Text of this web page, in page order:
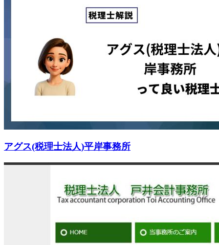
アグス(税理士法人)平岸事務所